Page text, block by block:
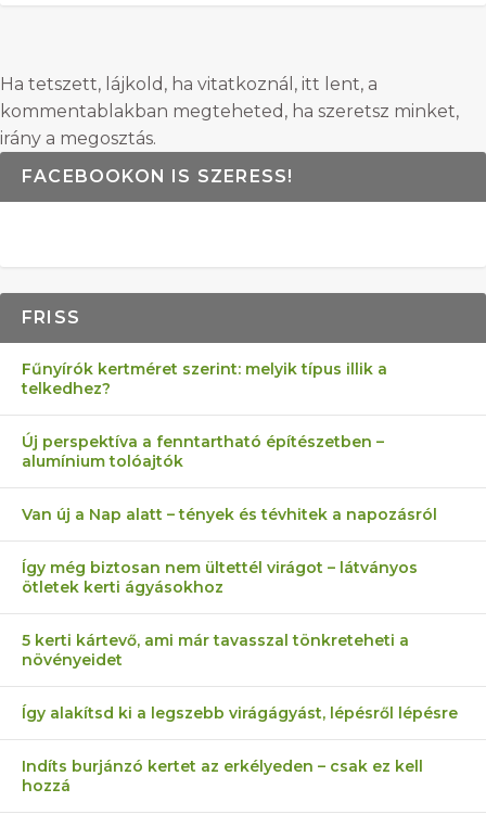
Ha tetszett, lájkold, ha vitatkoznál, itt lent, a
kommentablakban megteheted, ha szeretsz minket,
irány a megosztás.
FACEBOOKON IS SZERESS!
FRISS
Fűnyírók kertméret szerint: melyik típus illik a
telkedhez?
Új perspektíva a fenntartható építészetben –
alumínium tolóajtók
Van új a Nap alatt – tények és tévhitek a napozásról
Így még biztosan nem ültettél virágot – látványos
ötletek kerti ágyásokhoz
5 kerti kártevő, ami már tavasszal tönkreteheti a
növényeidet
Így alakítsd ki a legszebb virágágyást, lépésről lépésre
Indíts burjánzó kertet az erkélyeden – csak ez kell
hozzá